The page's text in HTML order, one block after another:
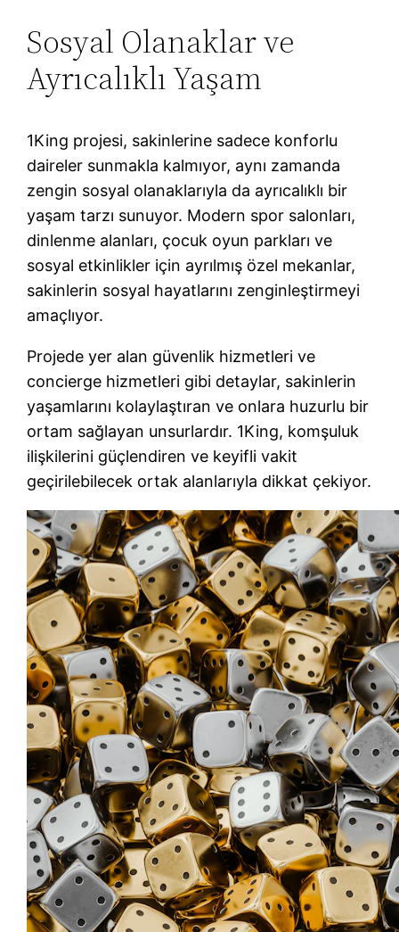
Sosyal Olanaklar ve
Ayrıcalıklı Yaşam
1King projesi, sakinlerine sadece konforlu
daireler sunmakla kalmıyor, aynı zamanda
zengin sosyal olanaklarıyla da ayrıcalıklı bir
yaşam tarzı sunuyor. Modern spor salonları,
dinlenme alanları, çocuk oyun parkları ve
sosyal etkinlikler için ayrılmış özel mekanlar,
sakinlerin sosyal hayatlarını zenginleştirmeyi
amaçlıyor.
Projede yer alan güvenlik hizmetleri ve
concierge hizmetleri gibi detaylar, sakinlerin
yaşamlarını kolaylaştıran ve onlara huzurlu bir
ortam sağlayan unsurlardır. 1King, komşuluk
ilişkilerini güçlendiren ve keyifli vakit
geçirilebilecek ortak alanlarıyla dikkat çekiyor.